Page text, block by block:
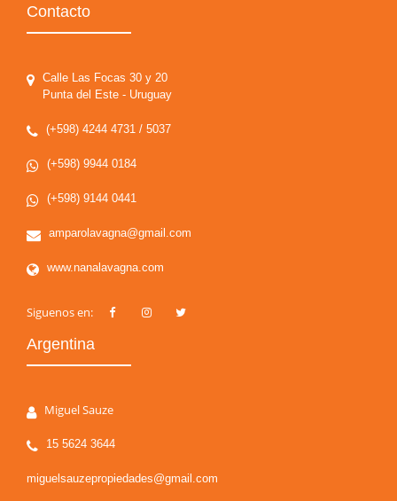
Contacto
Calle Las Focas 30 y 20
Punta del Este - Uruguay
(+598) 4244 4731 / 5037
(+598) 9944 0184
(+598) 9144 0441
amparolavagna@gmail.com
www.nanalavagna.com
Siguenos en:
Argentina
Miguel Sauze
15 5624 3644
miguelsauzepropiedades@gmail.com